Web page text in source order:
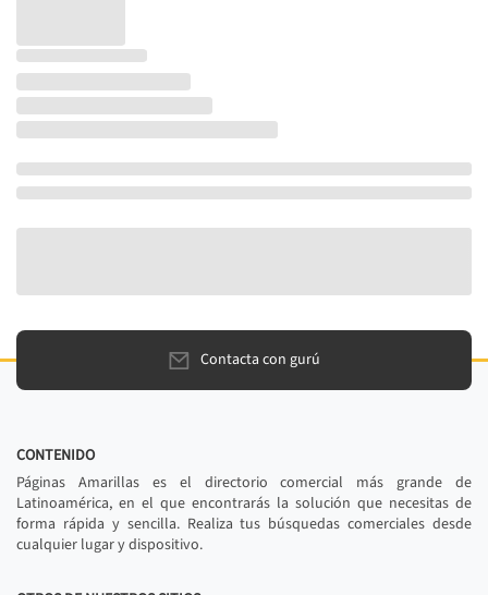
Contacta con gurú
CONTENIDO
Páginas Amarillas es el directorio comercial más grande de
Latinoamérica, en el que encontrarás la solución que necesitas de
forma rápida y sencilla. Realiza tus búsquedas comerciales desde
cualquier lugar y dispositivo.